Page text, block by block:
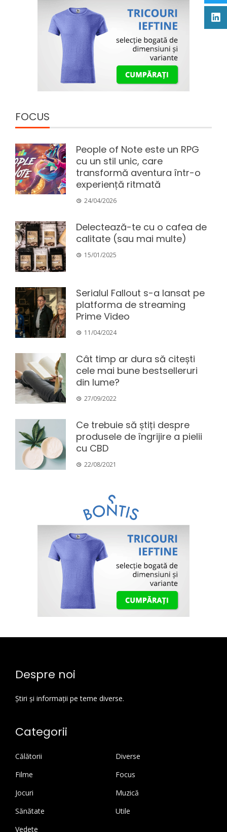
FOCUS
People of Note este un RPG
cu un stil unic, care
transformă aventura într-o
experiență ritmată
24/04/2026
Delectează-te cu o cafea de
calitate (sau mai multe)
15/01/2025
Serialul Fallout s-a lansat pe
platforma de streaming
Prime Video
11/04/2024
Cât timp ar dura să citești
cele mai bune bestselleruri
din lume?
27/09/2022
Ce trebuie să știți despre
produsele de îngrijire a pielii
cu CBD
22/08/2021
Despre noi
Știri și informații pe teme diverse.
Categorii
Călătorii
Diverse
Filme
Focus
Jocuri
Muzică
Sănătate
Utile
Vedete